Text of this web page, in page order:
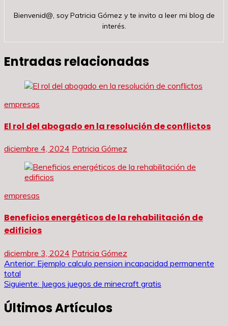
Bienvenid@, soy Patricia Gómez y te invito a leer mi blog de
interés.
Entradas relacionadas
empresas
El rol del abogado en la resolución de conflictos
diciembre 4, 2024 Patricia Gómez
empresas
Beneficios energéticos de la rehabilitación de
edificios
diciembre 3, 2024 Patricia Gómez
Navegación
de
entradas
Anterior: Ejemplo calculo pension incapacidad permanente
total
Siguiente: Juegos juegos de minecraft gratis
Últimos Artículos